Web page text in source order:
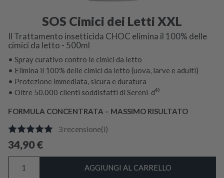
SOS Cimici dei Letti XXL
Il Trattamento insetticida CHOC elimina il 100% delle
cimici da letto - 500ml
• Spray curativo contro le cimici da letto
• Elimina il 100% delle cimici da letto (uova, larve e adulti)
• Protezione immediata, sicura e duratura
• Oltre 50.000 clienti soddisfatti di Sereni-d®
FORMULA CONCENTRATA – MASSIMO RISULTATO
3 recensione(i)
34,90€
Cimici
AGGIUNGI AL CARRELLO